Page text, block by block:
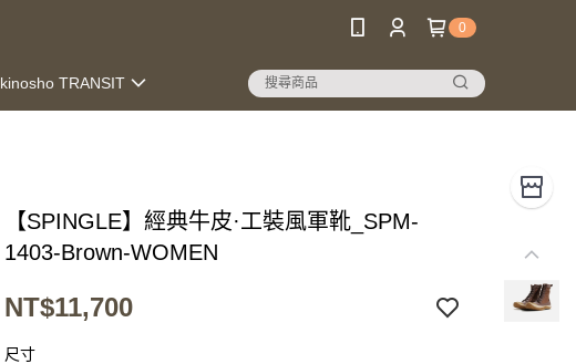
0
kinosho TRANSIT
【SPINGLE】經典牛皮·工裝風軍靴_SPM-
1403-Brown-WOMEN
NT$11,700
尺寸